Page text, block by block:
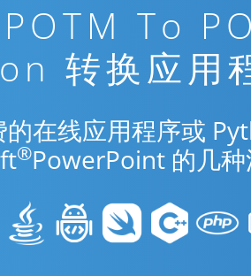
To
转换应用
在线应用程序或
®PowerPoint 的几种